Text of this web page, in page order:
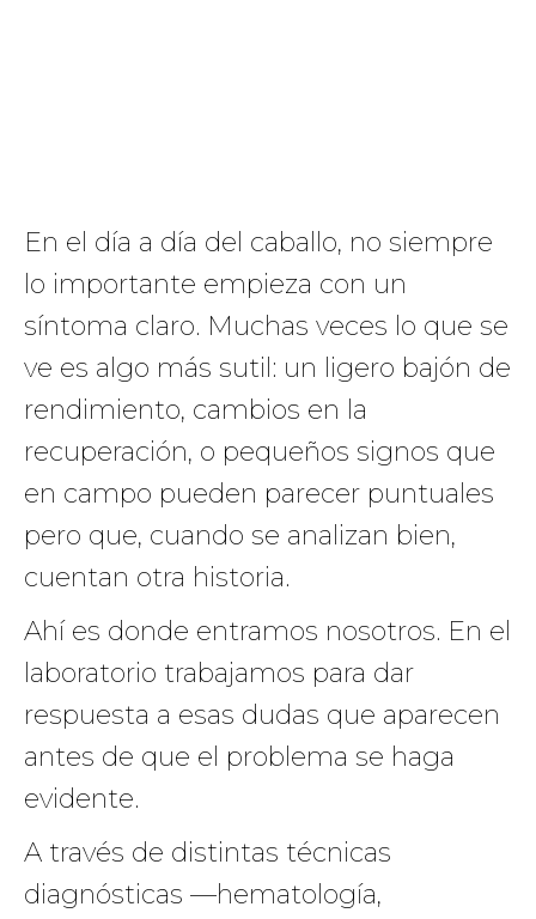
En el día a día del caballo, no siempre
lo importante empieza con un
síntoma claro. Muchas veces lo que se
ve es algo más sutil: un ligero bajón de
rendimiento, cambios en la
recuperación, o pequeños signos que
en campo pueden parecer puntuales
pero que, cuando se analizan bien,
cuentan otra historia.
Ahí es donde entramos nosotros. En el
laboratorio trabajamos para dar
respuesta a esas dudas que aparecen
antes de que el problema se haga
evidente.
A través de distintas técnicas
diagnósticas —hematología,